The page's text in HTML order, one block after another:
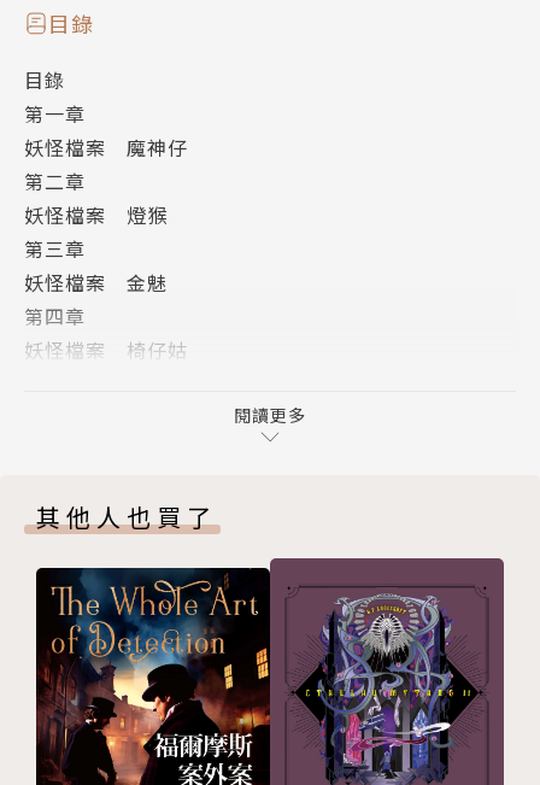
分食這僅存的空隙。
不知從何處開始，流傳著一個名叫「說妖」的儀式。
傳說中，在儀式堅持到最後的人可以召喚出妖怪，實現
願望。
護理師、記者、研究生、計程車司機……八個走投無路
的人，因著各自的理由，來到了說妖儀式之中。他們有
著共同的目標：在儀式上留到最後，得到妖怪，解決自
身的困難。隨著儀式進行，傳說中的妖怪一一出現：拐
嘎該……有些讓你眼前所見不全為真，有些讓你身心麻
隨著儀式的進行，他們逐漸了解，為了堅持到最後，自
己得要付出多麼巨大的代價。
而說妖儀式的背後，似乎還關聯著更大的陰謀⋯⋯
作者簡介
目錄
目錄
第一章
妖怪檔案 魔神仔
第二章
妖怪檔案 燈猴
第三章
妖怪檔案 金魅
第四章
妖怪檔案 椅仔姑
閱讀更多
其他人也買了